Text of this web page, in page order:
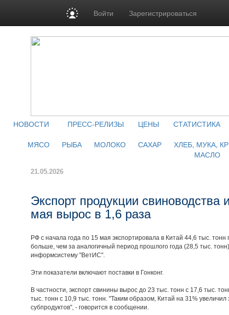
Войти Зарегистрироваться
НОВОСТИ ПРЕСС-РЕЛИЗЫ ЦЕНЫ
СТАТИСТИКА
МЯСО
РЫБА МОЛОКО САХАР
ХЛЕБ, МУКА,
МАСЛО
21.05.2026
Экспорт продукции свиноводства
мая вырос в 1,6 раза
РФ с начала года по 15 мая экспортировала в Китай 44,6 тыс. тонн
больше, чем за аналогичный период прошлого года (28,5 тыс.
информсистему "ВетИС".
Эти показатели включают поставки в Гонконг.
В частности, экспорт свинины вырос до 23 тыс. тонн с 17,6 тыс.
тыс. тонн с 10,9 тыс. тонн. "Таким образом, Китай на 31% увеличил
субпродуктов", - говорится в сообщении.